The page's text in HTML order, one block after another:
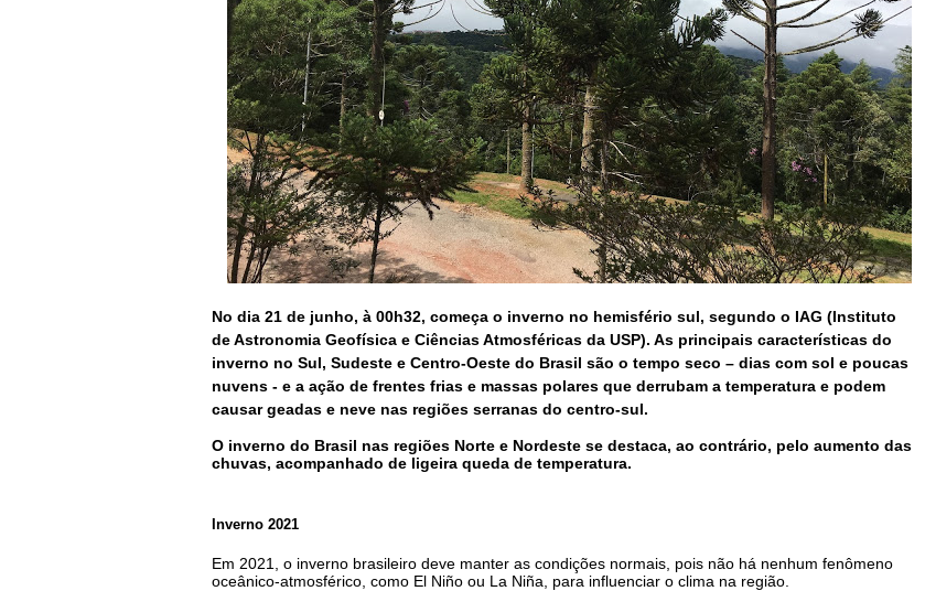
No dia 21 de junho, à 00h32, começa o inverno no hemisfério sul, segundo o IAG (Instituto
de Astronomia Geofísica e Ciências Atmosféricas da USP). As principais características do
inverno no Sul, Sudeste e Centro-Oeste do Brasil são o tempo seco – dias com sol e poucas
nuvens - e a ação de frentes frias e massas polares que derrubam a temperatura e podem
causar geadas e neve nas regiões serranas do centro-sul.
O inverno do Brasil nas regiões Norte e Nordeste se destaca, ao contrário, pelo aumento das
chuvas, acompanhado de ligeira queda de temperatura.
Inverno 2021
Em 2021, o inverno brasileiro deve manter as condições normais, pois não há nenhum fenômeno
oceânico-atmosférico, como El Niño ou La Niña, para influenciar o clima na região.